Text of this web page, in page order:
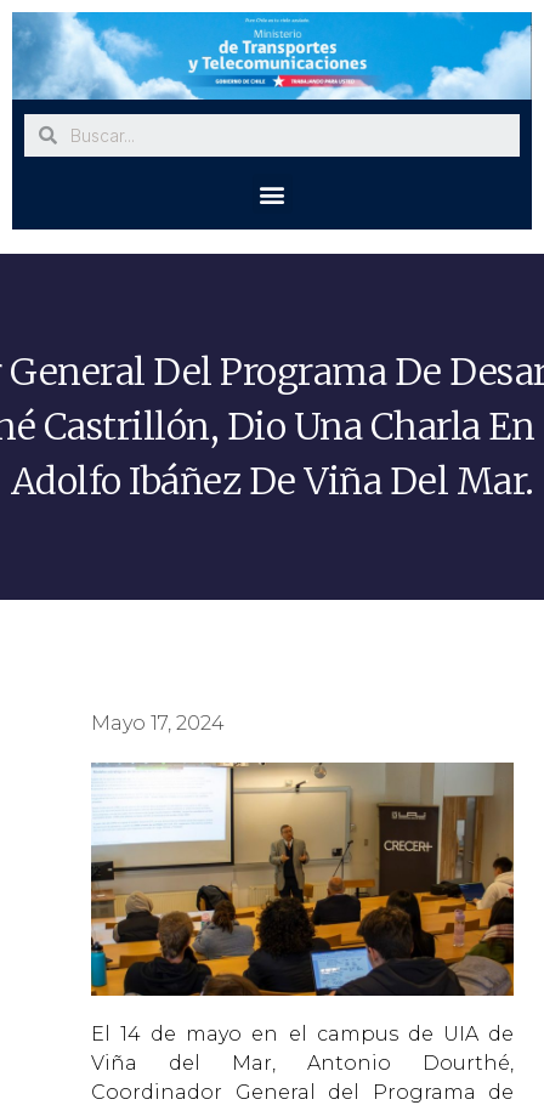
Del Programa De
Castrillón, Dio Una Charla
Adolfo Ibáñez De Viña Del Mar.
Mayo 17, 2024
El 14 de mayo en el campus de UIA de
Viña del Mar, Antonio Dourthé,
Coordinador General del Programa de